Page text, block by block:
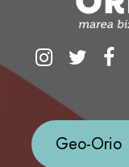
Geo-Orio